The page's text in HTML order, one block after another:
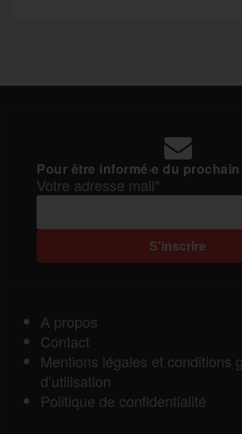
Pour être informé·e du
Votre adresse mail*
A propos
Contact
Mentions légales et conditions
d’utilisation
Politique de confidentialité